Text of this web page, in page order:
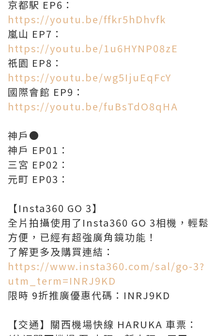
京都駅 EP6：
https://youtu.be/ffkr5hDhvfk
嵐山 EP7：
https://youtu.be/1u6HYNP08zE
祇園 EP8：
https://youtu.be/wg5IjuEqFcY
國際會館 EP9：
https://youtu.be/fuBsTdO8qHA
神戶●
神戶 EP01：
三宮 EP02：
元町 EP03：
【Insta360 GO 3】
全片拍攝使用了Insta360 GO 3相機，輕鬆
方便，已經有超強廣角鏡功能！
了解更多及購買連結：
https://www.insta360.com/sal/go-3?
utm_term=INRJ9KD
限時 9折推廣優惠代碼：INRJ9KD
【交通】關西機場快線 HARUKA 車票：